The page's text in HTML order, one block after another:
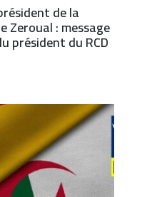
de la
Zeroual : message
président du RCD